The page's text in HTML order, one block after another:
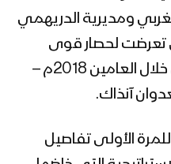
للقوات المسلحة
ومديرية الدريهمي
لحصار قوى
الأولى تفاصيل